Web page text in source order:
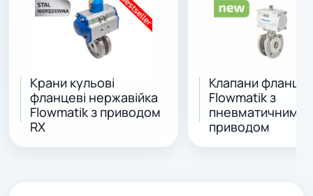
Крани кульові
фланцеві нержавійка
Flowmatik з приводом
RX
Клапани
Flowmatik з
пневматичним
приводом